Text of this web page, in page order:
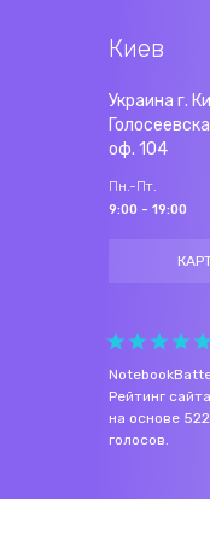
Киев
Украина г.
оф. 104
Пн.-Пт.
9:00 - 19:00
Рейтинг
на основе 522
голосов.